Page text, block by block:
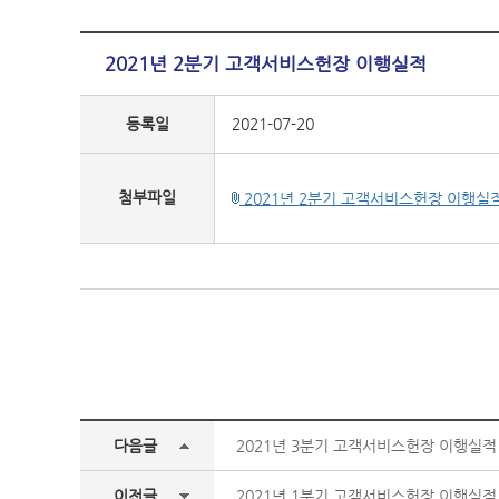
2021년 2분기 고객서비스헌장 이행실적
등록일 2021-07-20
첨부파일 2021년 2분기 고객서비스헌장 이행실
다음글 2021년 3분기 고객서비스헌장 이행실적